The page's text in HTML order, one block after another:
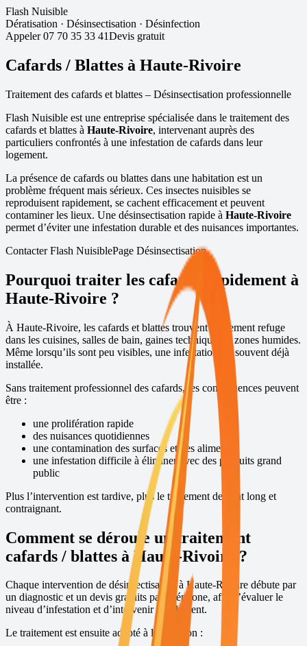
Flash Nuisible
Dératisation · Désinsectisation · Désinfection
Appeler 07 70 35 33 41Devis gratuit
Cafards / Blattes à Haute-Rivoire
Traitement des cafards et blattes – Désinsectisation professionnelle
Flash Nuisible est une entreprise spécialisée dans le traitement des
cafards et blattes à Haute-Rivoire, intervenant auprès des
particuliers confrontés à une infestation de cafards dans leur
logement.
La présence de cafards ou blattes dans une habitation est un
problème fréquent mais sérieux. Ces insectes nuisibles se
reproduisent rapidement, se cachent efficacement et peuvent
contaminer les lieux. Une désinsectisation rapide à Haute-Rivoire
permet d’éviter une infestation durable et des nuisances importantes.
Contacter Flash NuisiblePage Désinsectisation
Pourquoi traiter les cafards rapidement à
Haute-Rivoire ?
À Haute-Rivoire, les cafards et blattes trouvent facilement refuge
dans les cuisines, salles de bain, gaines techniques et zones humides.
Même lorsqu’ils sont peu visibles, une infestation est souvent déjà
installée.
Sans traitement professionnel des cafards, les conséquences peuvent
être :
une prolifération rapide
des nuisances quotidiennes
une contamination des surfaces et des aliments
une infestation difficile à éliminer avec des produits grand
public
Plus l’intervention est tardive, plus le traitement devient long et
contraignant.
Comment se déroule un traitement
cafards / blattes àHaute-Rivoire ?
Chaque intervention de désinsectisation àHaute-Rivoire débute par
un diagnostic et un devis gratuits par téléphone, afin d’évaluer le
niveau d’infestation et d’intervenir rapidement.
Le traitement est ensuite adapté à la situation :